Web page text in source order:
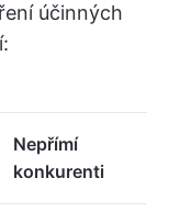
účinných
Nepřímí
konkurenti